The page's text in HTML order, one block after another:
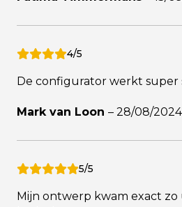
4/5
De configurator werkt super
Mark van Loon – 28/08/2024
5/5
Mijn ontwerp kwam exact zo